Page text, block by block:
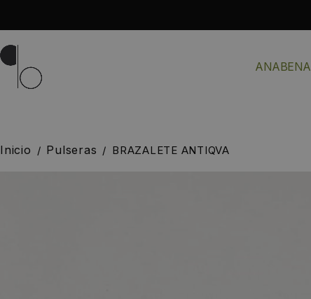
ANABENA
Inicio / Pulseras / BRAZALETE ANTIQVA